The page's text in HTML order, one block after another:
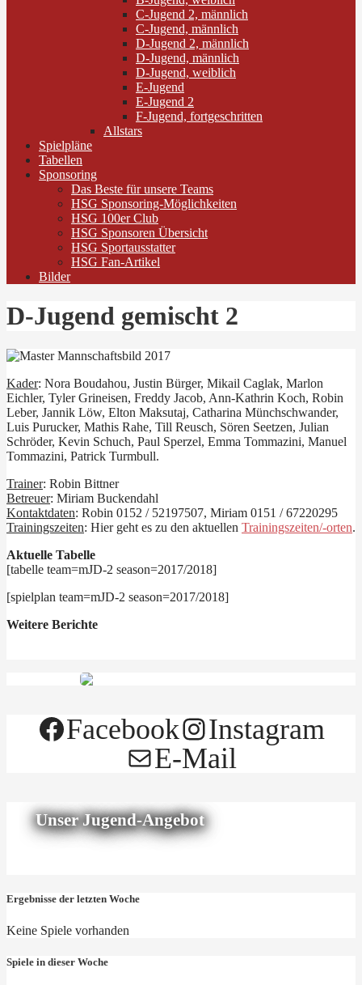
C-Jugend 2, männlich
C-Jugend, männlich
D-Jugend 2, männlich
D-Jugend, männlich
D-Jugend, weiblich
E-Jugend
E-Jugend 2
F-Jugend, fortgeschritten
Allstars
Spielpläne
Tabellen
Sponsoring
Das Beste für unsere Teams
HSG Sponsoring-Möglichkeiten
HSG 100er Club
HSG Sponsoren Übersicht
HSG Sportausstatter
HSG Fan-Artikel
Bilder
D-Jugend gemischt 2
Kader: Nora Boudahou, Justin Bürger, Mikail Caglak, Marlon
Eichler, Tyler Grineisen, Freddy Jacob, Ann-Kathrin Koch, Robin
Leber, Jannik Löw, Elton Maksutaj, Catharina Münchschwander,
Luis Purucker, Mathis Rahe, Till Reusch, Sören Seetzen, Julian
Schröder, Kevin Schuch, Paul Sperzel, Emma Tommazini, Manuel
Tommazini, Patrick Turmbull.
Trainer: Robin Bittner
Betreuer: Miriam Buckendahl
Kontaktdaten: Robin 0152 / 52197507, Miriam 0151 / 67220295
Trainingszeiten: Hier geht es zu den aktuellen Trainingszeiten/-orten.
Aktuelle Tabelle
[tabelle team=mJD-2 season=2017/2018]
[spielplan team=mJD-2 season=2017/2018]
Weitere Berichte
Facebook
Instagram
E-Mail
Unser Jugend-Angebot
Ergebnisse der letzten Woche
Keine Spiele vorhanden
Spiele in dieser Woche